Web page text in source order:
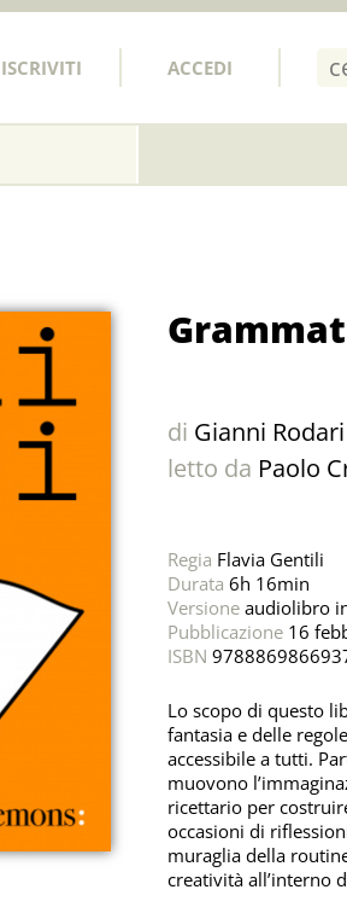
ISCRIVITI ACCEDI
di Gianni Rodari
letto da Paolo
Regia Flavia Gentili
Durata 6h 16min
Versioneaudiolibro
Pubblicazione16
ISBN
Lo scopo di questo
fantasia e delle
accessibile a tutti.
muovono
ricettario per
occasioni di
muraglia della
creatività all’interno